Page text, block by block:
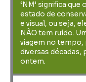
‘NM’ significa
estado de
e visual, ou seja,
NÃO tem ruído.
viagem no tempo,
diversas décadas,
ontem.